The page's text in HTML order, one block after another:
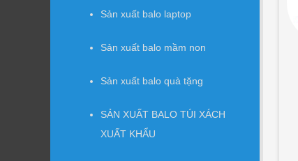
Sản xuất balo laptop
Sản xuất balo mầm non
Sản xuất balo quà tặng
SẢN XUẤT BALO TÚI XÁCH
XUẤT KHẨU